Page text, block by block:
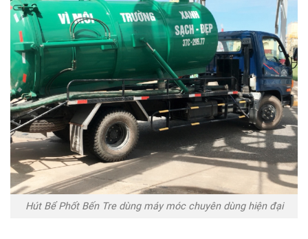
Hút Bể Phốt Bến Tre dùng máy móc chuyên dùng hiện đại